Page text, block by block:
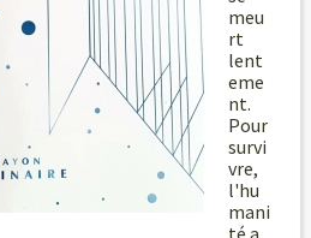
meu
rt
lent
eme
nt.
Pour
survi
vre,
l'hu
mani